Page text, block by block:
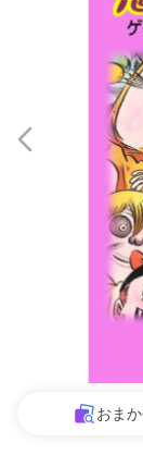
おま